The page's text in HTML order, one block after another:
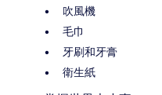
吹風機
毛巾
牙刷和牙膏
衛生紙